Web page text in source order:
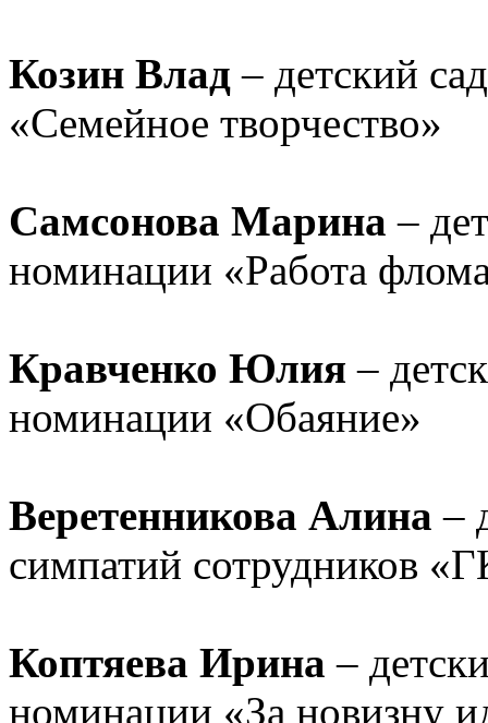
Козин Влад – детский
«Семейное творчество»
Самсонова Марина –
номинации «Работа
Кравченко Юлия –
номинации «Обаяние»
Веретенникова Алина –
симпатий сотрудников
Коптяева Ирина –
номинации «За новизну